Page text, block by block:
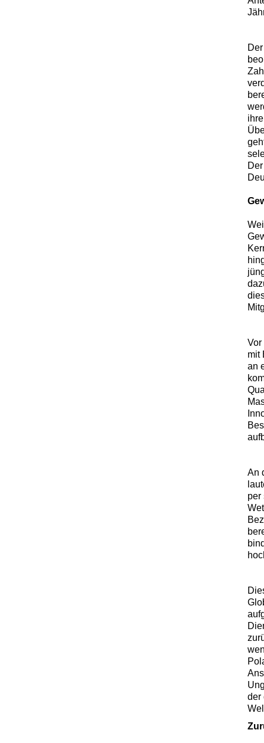
Vor
mit
an
An
per
der